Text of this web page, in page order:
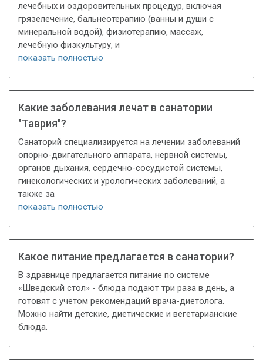
лечебных и оздоровительных процедур, включая
грязелечение, бальнеотерапию (ванны и души с
минеральной водой), физиотерапию, массаж,
лечебную физкультуру, и
показать полностью
Какие заболевания лечат в санатории
"Таврия"?
Санаторий специализируется на лечении заболеваний
опорно-двигательного аппарата, нервной системы,
органов дыхания, сердечно-сосудистой системы,
гинекологических и урологических заболеваний, а
также за
показать полностью
Какое питание предлагается в санатории?
В здравнице предлагается питание по системе
«Шведский стол» - блюда подают три раза в день, а
готовят с учетом рекомендаций врача-диетолога.
Можно найти детские, диетические и вегетарианские
блюда.